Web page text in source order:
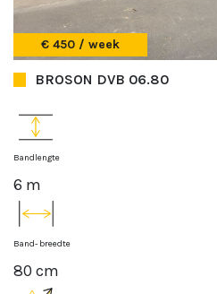
€ 450 / week
BROSON DVB 06.80
Bandlengte
6 m
Band- breedte
80 cm